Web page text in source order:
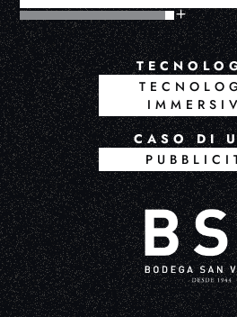
CASO DI